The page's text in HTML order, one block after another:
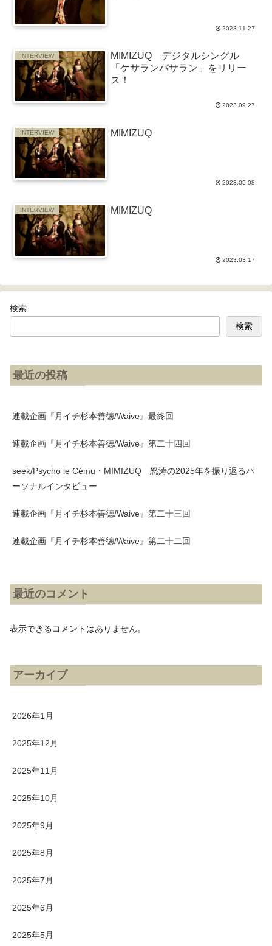
2023.11.27
INTERVIEW
MIMIZUQ デジタルシングル
「ケサランパサラン」をリリー
ス！
2023.09.27
INTERVIEW MIMIZUQ
2023.05.08
INTERVIEW MIMIZUQ
2023.03.17
検索
検索
最近の投稿
連載企画『月イチ杉本善徳/Waive』最終回
連載企画『月イチ杉本善徳/Waive』第二十四回
seek/Psycho le Cému・MIMIZUQ 怒涛の2025年を振り返るパ
ーソナルインタビュー
連載企画『月イチ杉本善徳/Waive』第二十三回
連載企画『月イチ杉本善徳/Waive』第二十二回
最近のコメント
表示できるコメントはありません。
アーカイブ
2026年1月
2025年12月
2025年11月
2025年10月
2025年9月
2025年8月
2025年7月
2025年6月
2025年5月